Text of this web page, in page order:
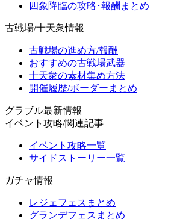
四象降臨の攻略･報酬まとめ
古戦場/十天衆情報
古戦場の進め方/報酬
おすすめの古戦場武器
十天衆の素材集め方法
開催履歴/ボーダーまとめ
グラブル最新情報
イベント攻略/関連記事
イベント攻略一覧
サイドストーリー一覧
ガチャ情報
レジェフェスまとめ
グランデフェスまとめ